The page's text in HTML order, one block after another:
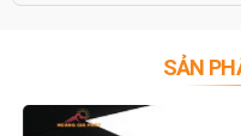
SẢN